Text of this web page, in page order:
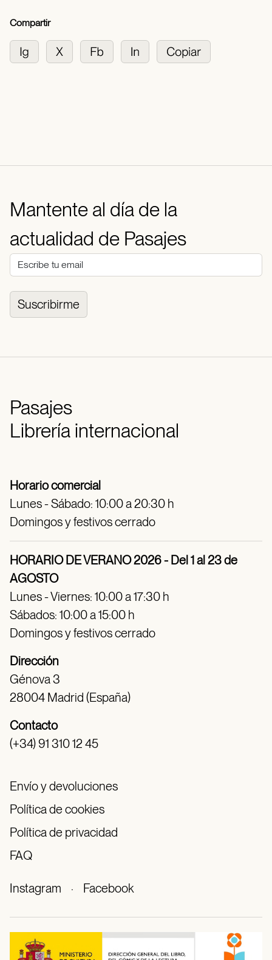
Compartir
Mantente al día de la
actualidad de Pasajes
Suscribirme
Pasajes
Librería internacional
Horario comercial
Lunes - Sábado: 10:00 a 20:30 h
Domingos y festivos cerrado
HORARIO DE VERANO 2026 - Del 1 al 23 de
AGOSTO
Lunes - Viernes: 10:00 a 17:30 h
Sábados: 10:00 a 15:00 h
Domingos y festivos cerrado
Dirección
Génova 3
28004 Madrid (España)
Contacto
(+34) 91 310 12 45
Envío y devoluciones
Política de cookies
Política de privacidad
FAQ
Instagram · Facebook